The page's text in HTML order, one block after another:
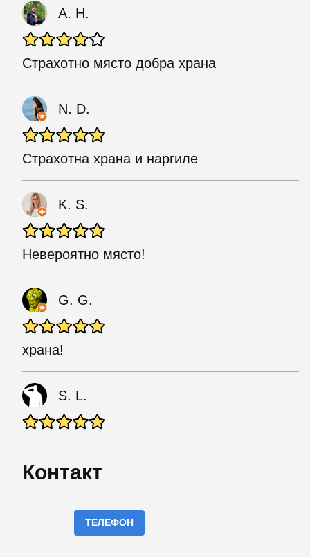
A. H.
Страхотно място добра храна
N. D.
Страхотна храна и наргиле
K. S.
Невероятно място!
G. G.
храна!
S. L.
Контакт
ТЕЛЕФОН